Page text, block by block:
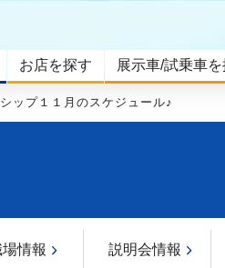
お店を探す 展示車/試乗車を
ップ１１月のスケジュール♪
情報 説明会情報